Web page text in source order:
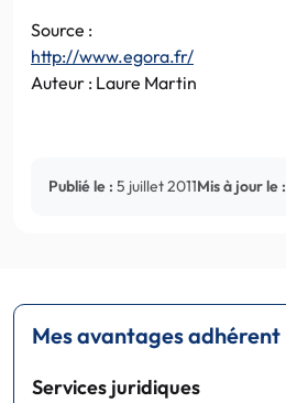
Source :
http://www.egora.fr/
Auteur : Laure Martin
Publié le : 5 juillet 2011Mis à jour le :
Mes avantages adhérent
Services juridiques